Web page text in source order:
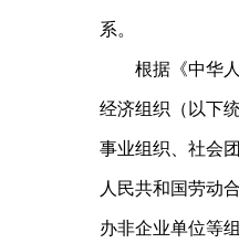
系。
根据《中华
经济组织（以下
事业组织、社会
人民共和国劳动
办非企业单位等